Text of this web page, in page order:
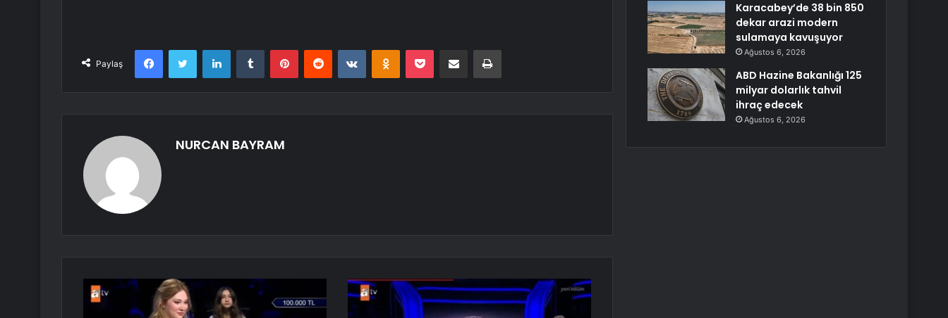
Paylaş
FacebookTwitter LinkedInTumblr PinterestReddit VKontakteOdnoklassniki
Pocket E-Posta ile paylaş Yazdır
NURCAN BAYRAM
Karacabey’de 38 bin 850
dekar arazi modern
sulamaya kavuşuyor
Ağustos 6, 2026
ABD Hazine Bakanlığı 125
milyar dolarlık tahvil
ihraç edecek
Ağustos 6, 2026